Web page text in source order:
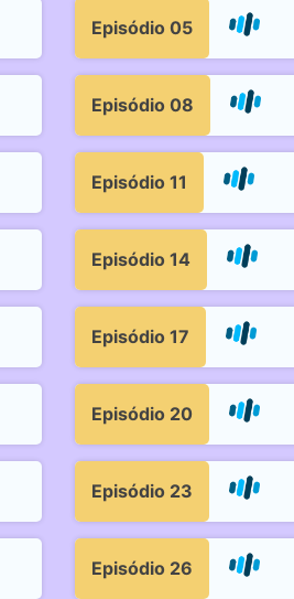
Episódio 05
Episódio 08
Episódio 11
Episódio 14
Episódio 17
Episódio 20
Episódio 23
Episódio 26